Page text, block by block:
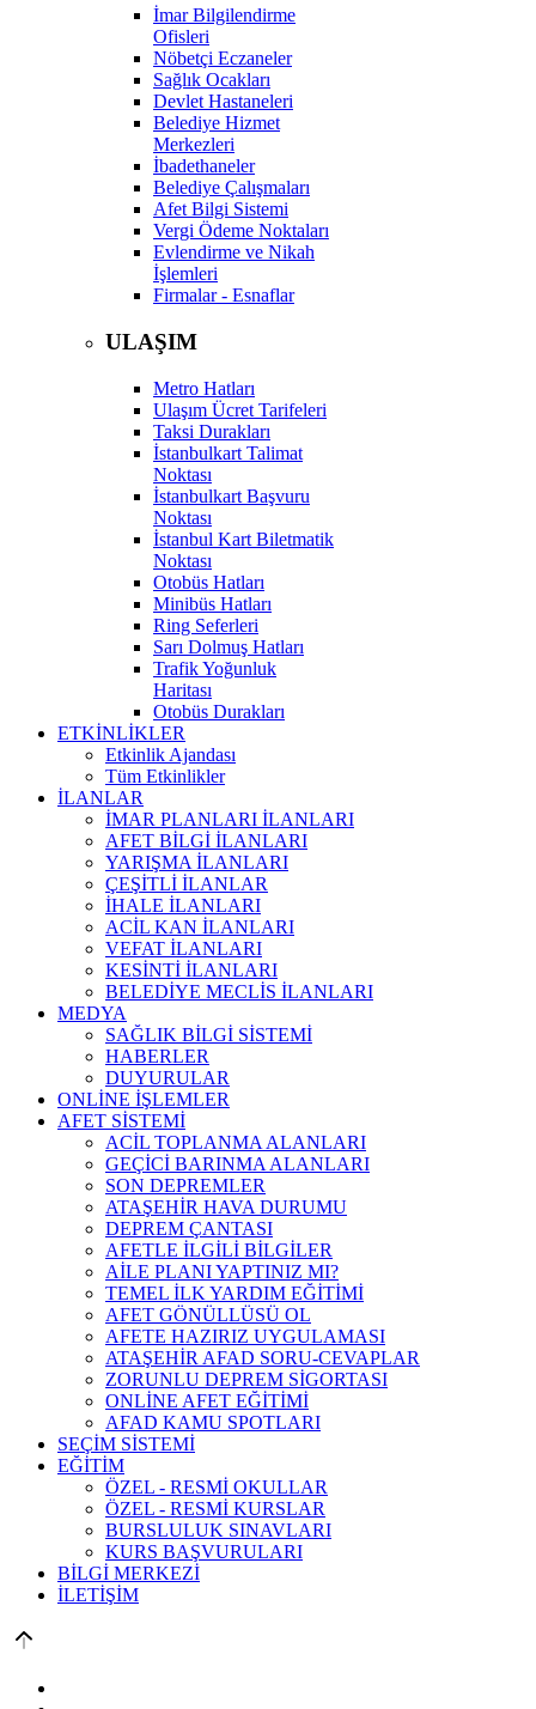
İmar Bilgilendirme
Ofisleri
Nöbetçi Eczaneler
Sağlık Ocakları
Devlet Hastaneleri
Belediye Hizmet
Merkezleri
İbadethaneler
Belediye Çalışmaları
Afet Bilgi Sistemi
Vergi Ödeme Noktaları
Evlendirme ve Nikah
İşlemleri
Firmalar - Esnaflar
ULAŞIM
Metro Hatları
Ulaşım Ücret Tarifeleri
Taksi Durakları
İstanbulkart Talimat
Noktası
İstanbulkart Başvuru
Noktası
İstanbul Kart Biletmatik
Noktası
Otobüs Hatları
Minibüs Hatları
Ring Seferleri
Sarı Dolmuş Hatları
Trafik Yoğunluk
Haritası
Otobüs Durakları
ETKİNLİKLER
Etkinlik Ajandası
Tüm Etkinlikler
İLANLAR
İMAR PLANLARI İLANLARI
AFET BİLGİ İLANLARI
YARIŞMA İLANLARI
ÇEŞİTLİ İLANLAR
İHALE İLANLARI
ACİL KAN İLANLARI
VEFAT İLANLARI
KESİNTİ İLANLARI
BELEDİYE MECLİS İLANLARI
MEDYA
SAĞLIK BİLGİ SİSTEMİ
HABERLER
DUYURULAR
ONLİNE İŞLEMLER
AFET SİSTEMİ
ACİL TOPLANMA ALANLARI
GEÇİCİ BARINMA ALANLARI
SON DEPREMLER
ATAŞEHİR HAVA DURUMU
DEPREM ÇANTASI
AFETLE İLGİLİ BİLGİLER
AİLE PLANI YAPTINIZ MI?
TEMEL İLK YARDIM EĞİTİMİ
AFET GÖNÜLLÜSÜ OL
AFETE HAZIRIZ UYGULAMASI
ATAŞEHİR AFAD SORU-CEVAPLAR
ZORUNLU DEPREM SİGORTASI
ONLİNE AFET EĞİTİMİ
AFAD KAMU SPOTLARI
SEÇİM SİSTEMİ
EĞİTİM
ÖZEL - RESMİ OKULLAR
ÖZEL - RESMİ KURSLAR
BURSLULUK SINAVLARI
KURS BAŞVURULARI
BİLGİ MERKEZİ
İLETİŞİM